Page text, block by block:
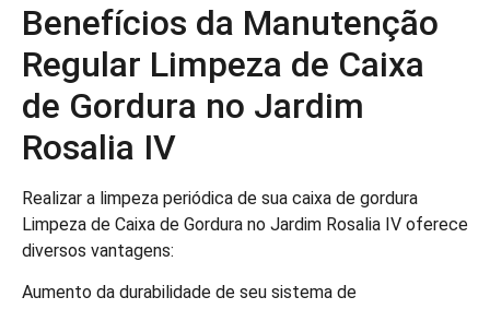
Benefícios da Manutenção
Regular Limpeza de Caixa
de Gordura no Jardim
Rosalia IV
Realizar a limpeza periódica de sua caixa de gordura
Limpeza de Caixa de Gordura no Jardim Rosalia IV oferece
diversos vantagens:
Aumento da durabilidade de seu sistema de